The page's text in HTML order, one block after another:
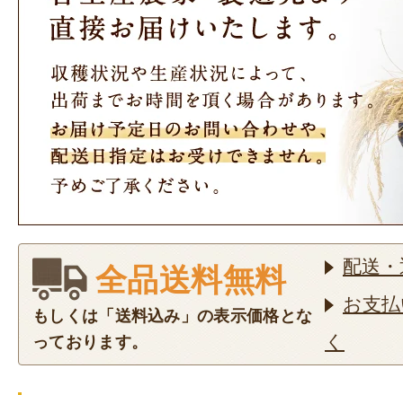
全品送料無料
もしくは「送料込み」の表示価格とな
っております。
配送
お支
く